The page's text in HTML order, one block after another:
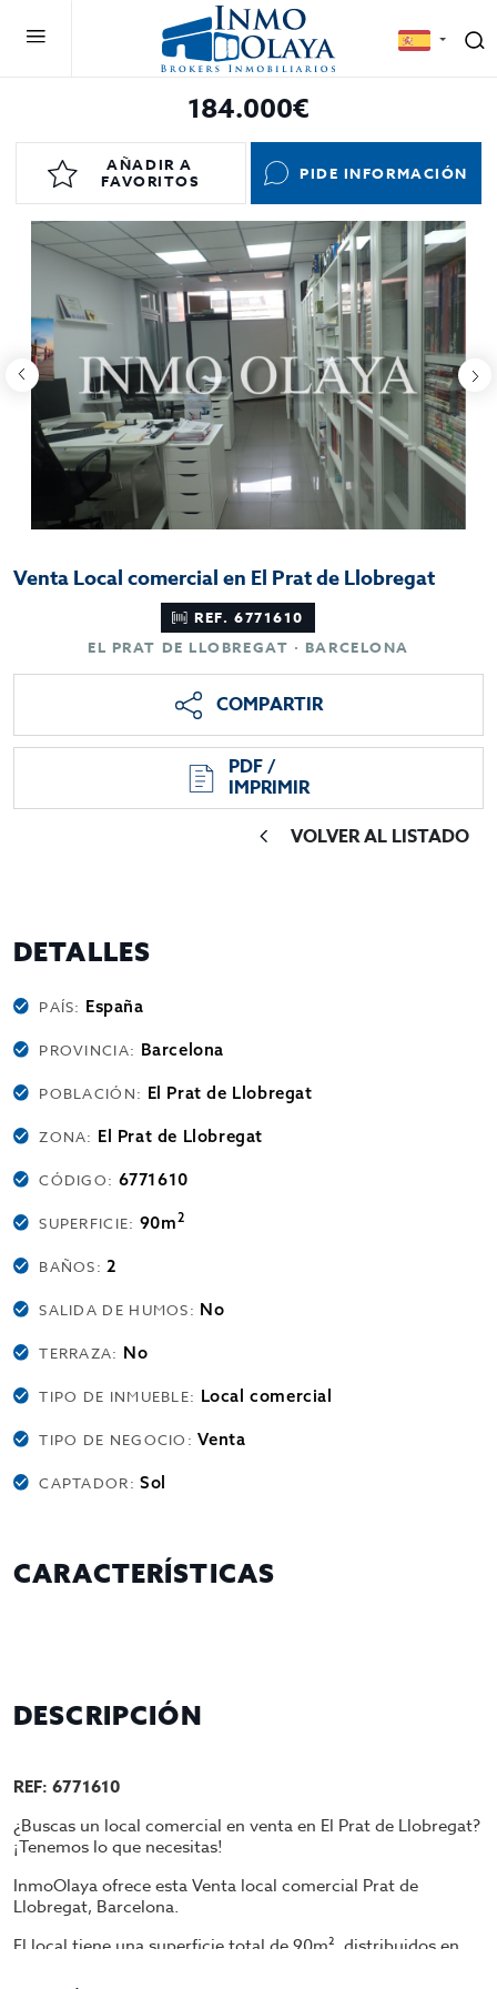
184.000€
AÑADIR A
FAVORITOS
PIDE INFORMACIÓN
Venta Local comercial en El Prat de Llobregat
REF. 6771610
EL PRAT DE LLOBREGAT · BARCELONA
COMPARTIR
PDF /
IMPRIMIR
VOLVER AL LISTADO
DETALLES
PAÍS: España
PROVINCIA: Barcelona
POBLACIÓN: El Prat de Llobregat
ZONA: El Prat de Llobregat
CÓDIGO: 6771610
SUPERFICIE: 90m2
BAÑOS:2
SALIDA DE HUMOS: No
TERRAZA: No
TIPO DE INMUEBLE: Local comercial
TIPO DE NEGOCIO:Venta
CAPTADOR:Sol
CARACTERÍSTICAS
DESCRIPCIÓN
REF: 6771610
¿Buscas un local comercial en venta en El Prat de Llobregat?
¡Tenemos lo que necesitas!
InmoOlaya ofrece esta Venta local comercial Prat de
Llobregat, Barcelona.
El local tiene una superficie total de 90m², distribuidos en